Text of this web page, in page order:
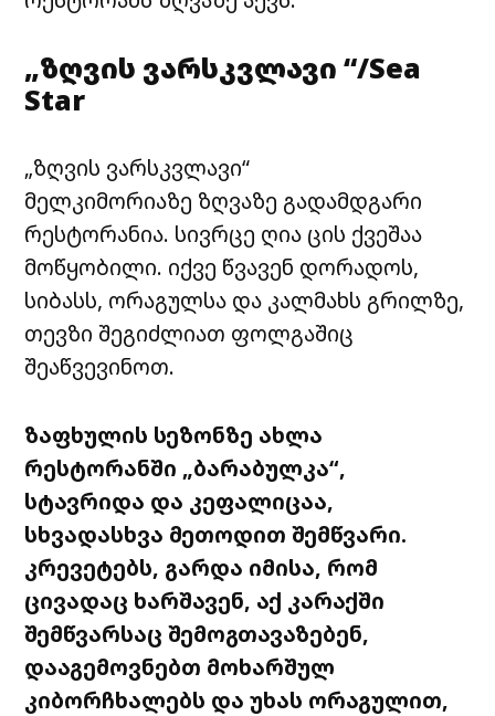
„ზღვის ვარსკვლავი “/Sea
Star
„ზღვის ვარსკვლავი“
მელკიმორიაზე ზღვაზე გადამდგარი
რესტორანია. სივრცე ღია ცის ქვეშაა
მოწყობილი. იქვე წვავენ დორადოს,
სიბასს, ორაგულსა და კალმახს გრილზე,
თევზი შეგიძლიათ ფოლგაშიც
შეაწვევინოთ.
ზაფხულის სეზონზე ახლა
რესტორანში „ბარაბულკა“,
სტავრიდა და კეფალიცაა,
სხვადასხვა მეთოდით შემწვარი.
კრევეტებს, გარდა იმისა, რომ
ცივადაც ხარშავენ, აქ კარაქში
შემწვარსაც შემოგთავაზებენ,
დააგემოვნებთ მოხარშულ
კიბორჩხალებს და უხას ორაგულით,